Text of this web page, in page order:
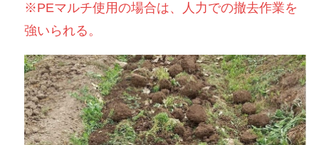
※PEマルチ使用の場合は、人力での撤去作業を
強いられる。